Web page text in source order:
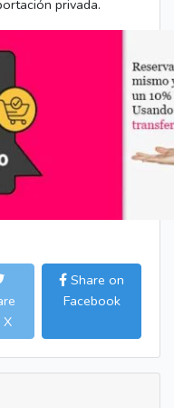
privada.
X
Share on
Facebook